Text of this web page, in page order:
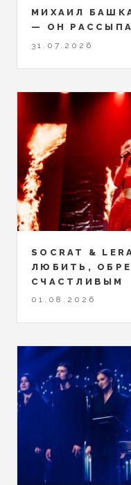
МИХАИЛ
— ОН
31.07.2026
SOCRAT &
ЛЮБИТЬ,
СЧАСТЛИВЫМ
01.08.2026